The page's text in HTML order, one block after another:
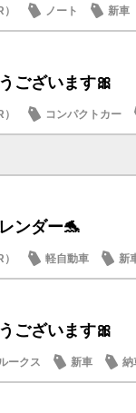
ノート 新車
ございます🎀
コンパクトカー
ンダー🐬
軽自動車
新
ございます🎀
ークス 新車 納